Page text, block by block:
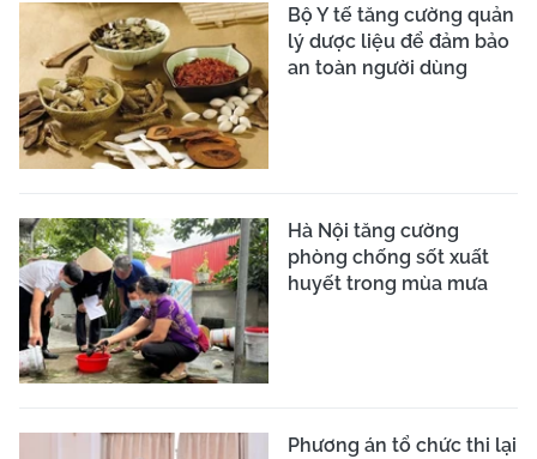
Bộ Y tế tăng cường quản
lý dược liệu để đảm bảo
an toàn người dùng
Hà Nội tăng cường
phòng chống sốt xuất
huyết trong mùa mưa
Phương án tổ chức thi lại